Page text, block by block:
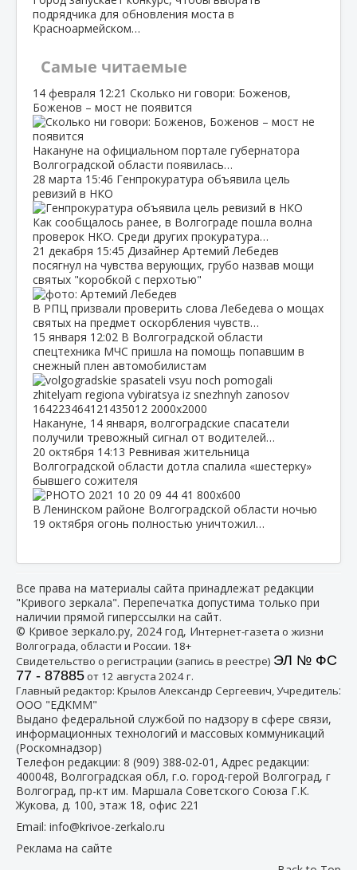
подрядчика для обновления моста в
Красноармейском…
Самые читаемые
14 февраля 12:21 Сколько ни говори: Боженов,
Боженов – мост не появится
Накануне на официальном портале губернатора
Волгоградской области появилась…
28 марта 15:46 Генпрокуратура объявила цель
ревизий в НКО
Как сообщалось ранее, в Волгограде пошла волна
проверок НКО. Среди других прокуратура…
21 декабря 15:45 Дизайнер Артемий Лебедев
посягнул на чувства верующих, грубо назвав мощи
святых "коробкой с перхотью"
В РПЦ призвали проверить слова Лебедева о мощах
святых на предмет оскорбления чувств…
15 января 12:02 В Волгоградской области
спецтехника МЧС пришла на помощь попавшим в
снежный плен автомобилистам
Накануне, 14 января, волгоградские спасатели
получили тревожный сигнал от водителей…
20 октября 14:13 Ревнивая жительница
Волгоградской области дотла спалила «шестерку»
бывшего сожителя
В Ленинском районе Волгоградской области ночью
19 октября огонь полностью уничтожил…
Все права на материалы сайта принадлежат редакции
"Кривого зеркала". Перепечатка допустима только при
наличии прямой гиперссылки на сайт.
© Кривое зеркало.ру, 2024 год, Интернет-газета о жизни
Волгограда, области и России. 18+
Свидетельство о регистрации (запись в реестре) ЭЛ № ФС
77 - 87885от 12 августа 2024 г.
Главный редактор: Крылов Александр Сергеевич, Учредитель:
ООО "ЕДКММ"
Выдано федеральной службой по надзору в сфере связи,
информационных технологий и массовых коммуникаций
(Роскомнадзор)
Телефон редакции: 8 (909) 388-02-01 , Адрес редакции:
400048, Волгоградская обл, г.о. город-герой Волгоград, г
Волгоград, пр-кт им. Маршала Советского Союза Г.К.
Жукова, д. 100, этаж 18, офис 221
Email: info@krivoe-zerkalo.ru
Реклама на сайте